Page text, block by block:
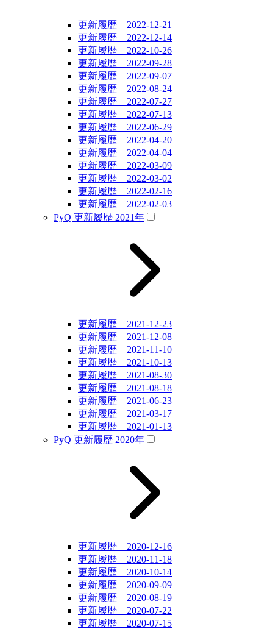
更新履歴 2022-12-21
更新履歴 2022-12-14
更新履歴 2022-10-26
更新履歴 2022-09-28
更新履歴 2022-09-07
更新履歴 2022-08-24
更新履歴 2022-07-27
更新履歴 2022-07-13
更新履歴 2022-06-29
更新履歴 2022-04-20
更新履歴 2022-04-04
更新履歴 2022-03-09
更新履歴 2022-03-02
更新履歴 2022-02-16
更新履歴 2022-02-03
PyQ 更新履歴 2021年
更新履歴 2021-12-23
更新履歴 2021-12-08
更新履歴 2021-11-10
更新履歴 2021-10-13
更新履歴 2021-08-30
更新履歴 2021-08-18
更新履歴 2021-06-23
更新履歴 2021-03-17
更新履歴 2021-01-13
PyQ 更新履歴 2020年
更新履歴 2020-12-16
更新履歴 2020-11-18
更新履歴 2020-10-14
更新履歴 2020-09-09
更新履歴 2020-08-19
更新履歴 2020-07-22
更新履歴 2020-07-15